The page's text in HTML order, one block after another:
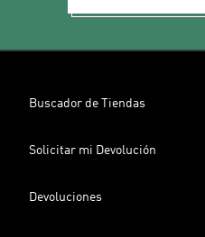
Buscador de Tiendas
Solicitar mi Devolución
Devoluciones